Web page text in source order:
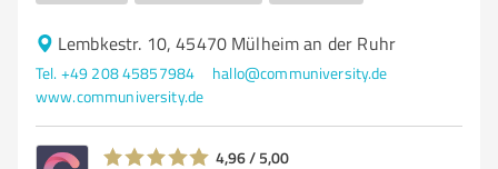
Lembkestr. 10, 45470 Mülheim an der Ruhr
Tel. +49 208 45857984
hallo@communiversity.de
www.communiversity.de
4,96 / 5,00